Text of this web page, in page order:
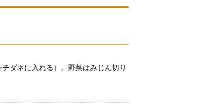
ダネに入れる）。野菜はみじん切り